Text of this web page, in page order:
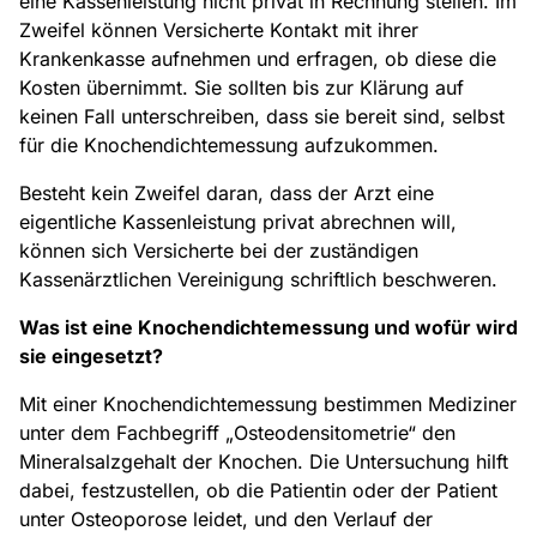
Zweifel können Versicherte Kontakt mit ihrer
Krankenkasse aufnehmen und erfragen, ob diese die
Kosten übernimmt. Sie sollten bis zur Klärung auf
keinen Fall unterschreiben, dass sie bereit sind, selbst
für die Knochendichtemessung aufzukommen.
Besteht kein Zweifel daran, dass der Arzt eine
eigentliche Kassenleistung privat abrechnen will,
können sich Versicherte bei der zuständigen
Kassenärztlichen Vereinigung schriftlich beschweren.
Was ist eine Knochendichtemessung und wofür wird
sie eingesetzt?
Mit einer Knochendichtemessung bestimmen Mediziner
unter dem Fachbegriff „Osteodensitometrie“ den
Mineralsalzgehalt der Knochen. Die Untersuchung hilft
dabei, festzustellen, ob die Patientin oder der Patient
unter Osteoporose leidet, und den Verlauf der